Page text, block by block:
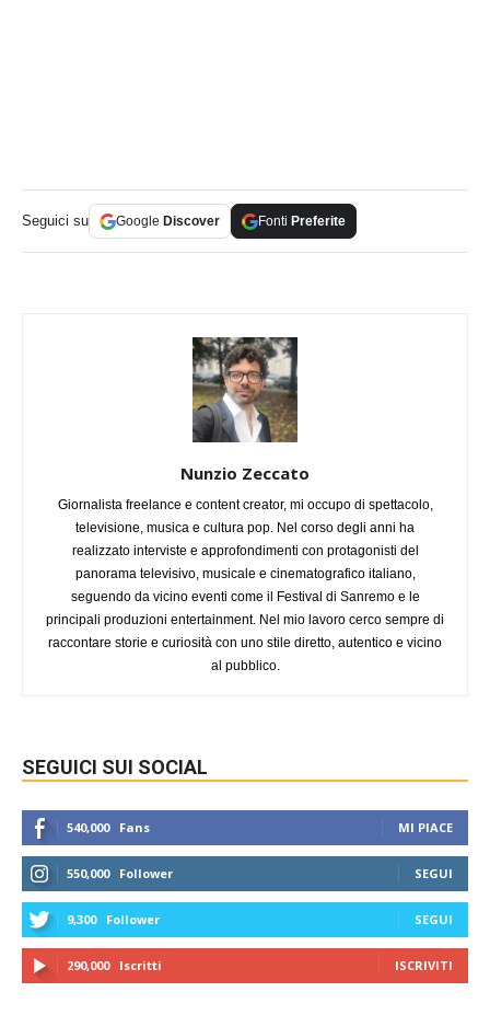
Seguici su Google Discover Fonti Preferite
Nunzio Zeccato
Giornalista freelance e content creator, mi occupo di spettacolo,
televisione, musica e cultura pop. Nel corso degli anni ha
realizzato interviste e approfondimenti con protagonisti del
panorama televisivo, musicale e cinematografico italiano,
seguendo da vicino eventi come il Festival di Sanremo e le
principali produzioni entertainment. Nel mio lavoro cerco sempre di
raccontare storie e curiosità con uno stile diretto, autentico e vicino
al pubblico.
SEGUICI SUI SOCIAL
540,000 Fans MI PIACE
550,000 Follower SEGUI
9,300 Follower SEGUI
290,000 Iscritti ISCRIVITI